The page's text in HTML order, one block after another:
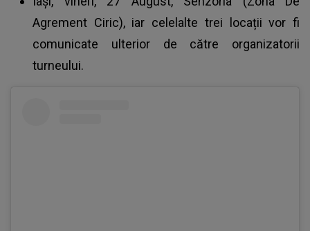
Agrement Ciric), iar celelalte trei locații vor fi
comunicate ulterior de către organizatorii
turneului.